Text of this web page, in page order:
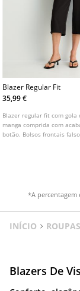
Blazer Regular Fit
35,99 €
Blazer regular fit com gola
manga comprida com
botão. Bolsos frontais
*A percentagem
INÍCIO ROUPAS
Blazers De